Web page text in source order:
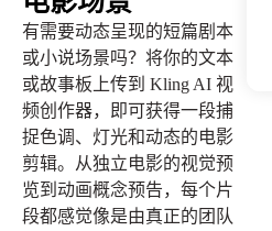
有需要动态呈现的短篇剧本
或小说场景吗？将你的文本
或故事板上传到 Kling AI 视
频创作器，即可获得一段捕
捉色调、灯光和动态的电影
剪辑。从独立电影的视觉预
览到动画概念预告，每个片
段都感觉像是由真正的团队